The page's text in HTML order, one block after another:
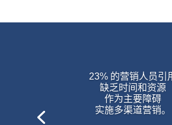
23% 的营销人员引
缺乏时间和资源
作为主要障碍
实施多渠道营销。